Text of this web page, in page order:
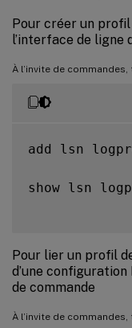
Pour créer un profil
l’interface de ligne
À l’invite de commandes,
add lsn
show lsn
Pour lier un profil
d’une configuration
de commande
À l’invite de commandes,